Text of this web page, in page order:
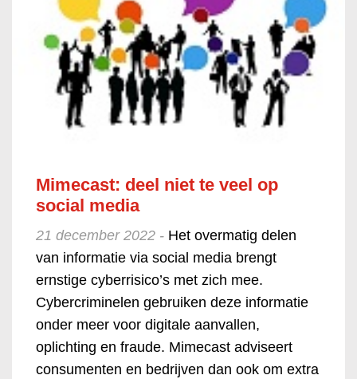
Mimecast: deel niet te veel op
social media
21 december 2022 - Het overmatig delen
van informatie via social media brengt
ernstige cyberrisico’s met zich mee.
Cybercriminelen gebruiken deze informatie
onder meer voor digitale aanvallen,
oplichting en fraude. Mimecast adviseert
consumenten en bedrijven dan ook om extra